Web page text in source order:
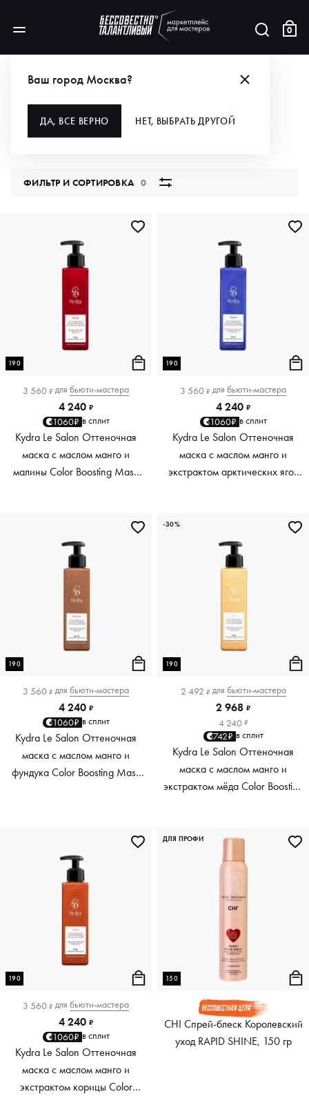
0
Ваш город Москва?
ДА, ВСЕ ВЕРНО НЕТ, ВЫБРАТЬ ДРУГОЙ
ВСЕ КАТЕГОРИИ
ФИЛЬТР И СОРТИРОВКА0
190
3 560 ₽ для бьюти-мастера
4 240 ₽
1060₽ в сплит
Kydra Le Salon Оттеночная
маска с маслом манго и
малины Color Boosting Mask
190
3 560 ₽ для бьюти-мастера
4 240 ₽
1060₽ в сплит
Kydra Le Salon Оттеночная
маска с маслом манго и
экстрактом арктических ягод
190
3 560 ₽ для бьюти-мастера
4 240 ₽
1060₽ в сплит
Kydra Le Salon Оттеночная
маска с маслом манго и
фундука Color Boosting Mask
190
2 492 ₽ для бьюти-мастера
2 968 ₽
4 240 ₽
742₽ в сплит
Kydra Le Salon Оттеночная
маска с маслом манго и
экстрактом мёда Color Boosting
-30%
190
3 560 ₽ для бьюти-мастера
4 240 ₽
1060₽ в сплит
Kydra Le Salon Оттеночная
маска с маслом манго и
экстрактом корицы Color
150
CHI Спрей-блеск Королевский
уход RAPID SHINE, 150 гр
ДЛЯ ПРОФИ